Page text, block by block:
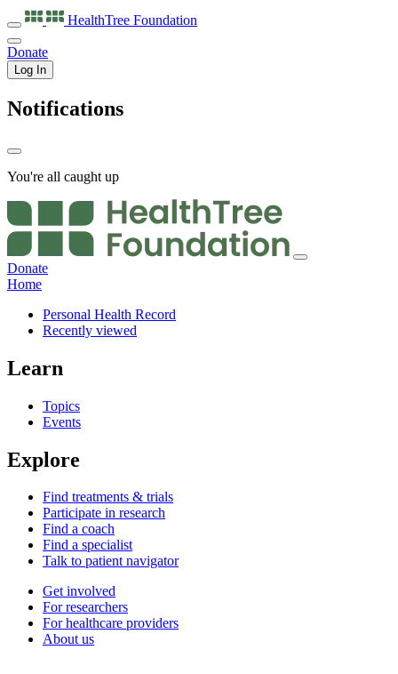
HealthTree Foundation
Donate
Log In
Notifications
You're all caught up
Donate
Home
Personal Health Record
Recently viewed
Learn
Topics
Events
Explore
Find treatments & trials
Participate in research
Find a coach
Find a specialist
Talk to patient navigator
Get involved
For researchers
For healthcare providers
About us